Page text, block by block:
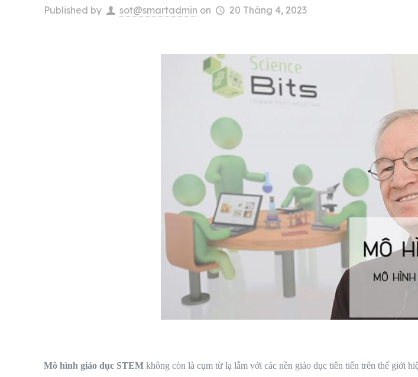
Published by sot@smartadmin on 20 Tháng 4, 2023
Mô hình giáo dục STEM không còn là cụm từ lạ lẫm với các nền giáo dục tiên tiến trên thế giới